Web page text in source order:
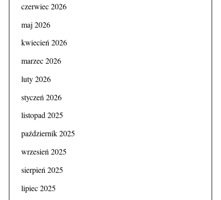
czerwiec 2026
maj 2026
kwiecień 2026
marzec 2026
luty 2026
styczeń 2026
listopad 2025
październik 2025
wrzesień 2025
sierpień 2025
lipiec 2025